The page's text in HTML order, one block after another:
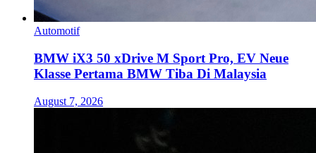
Automotif
BMW iX3 50 xDrive M Sport Pro, EV Neue
Klasse Pertama BMW Tiba Di Malaysia
August 7, 2026